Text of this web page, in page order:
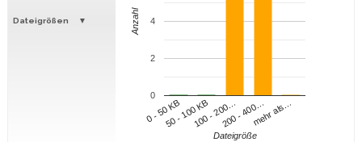
Dateigrößen
0 - 50 KB50 - 100 KB100 - 200…200 - 400…mehr als…
0
2
4
Dateigröße
Anzahl